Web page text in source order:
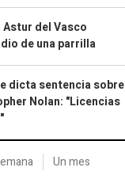
del Vasco
de una parrilla
dicta sentencia sobre
Nolan: "Licencias
Un mes